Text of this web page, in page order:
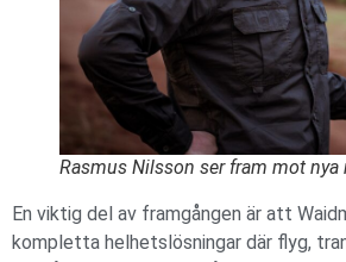
Rasmus Nilsson ser fram mot nya
En viktig del av framgången är att
kompletta helhetslösningar där flyg,